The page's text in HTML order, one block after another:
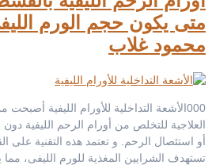
متى يكون حجم الورم
محمود غلاب
000الأشعة التداخلية للأورام الليفية
العلاجية للتخلص من أورام الرحم الليفية دون
أو استئصال الرحم. و تعتمد هذه التقنية على
تستهدف الشرايين المغذية للورم الليفى، مما